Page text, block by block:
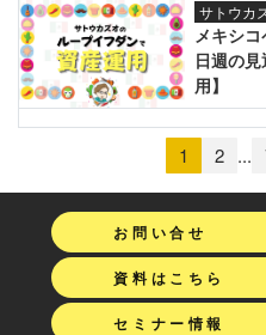
サトウカ
メキシ
日週の
用】
1 2 ...
お問い合せ
資料はこちら
セミナー情報